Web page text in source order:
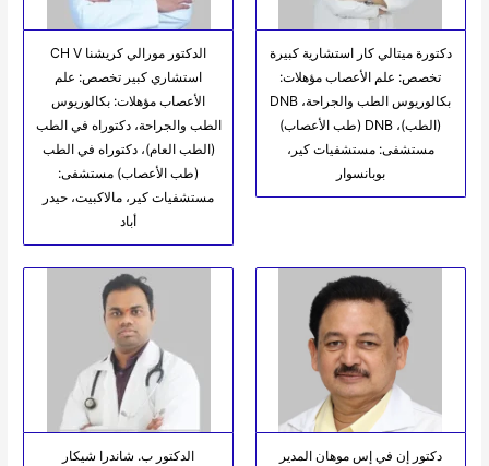
دكتورة ميتالي كار استشارية كبيرة
تخصص: علم الأعصاب مؤهلات:
بكالوريوس الطب والجراحة، DNB
(الطب)، DNB (طب الأعصاب)
مستشفى: مستشفيات كير،
بوبانسوار
الدكتور مورالي كريشنا CH V
استشاري كبير تخصص: علم
الأعصاب مؤهلات: بكالوريوس
الطب والجراحة، دكتوراه في الطب
(الطب العام)، دكتوراه في الطب
(طب الأعصاب) مستشفى:
مستشفيات كير، مالاكبيت، حيدر
أباد
دكتور إن في إس موهان المدير
الدكتور ب. شاندرا شيكار